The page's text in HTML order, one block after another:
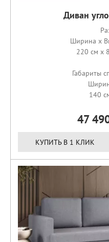
Диван
Ширина x
220 см x
Габариты
140
47
КУПИТЬ В 1 КЛИК